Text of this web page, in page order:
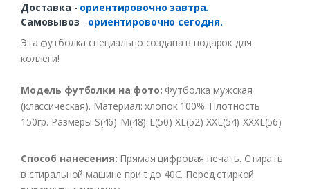
Доставка - ориентировочно завтра.
Самовывоз - ориентировочно сегодня.
Эта футболка специально создана в подарок для
коллеги!
Модель футболки на фото: Футболка мужская
(классическая). Материал: хлопок 100%. Плотность
150гр. Размеры S(46)-M(48)-L(50)-XL(52)-XXL(54)-XXXL(56)
Способ нанесения: Прямая цифровая печать. Стирать
в стиральной машине при t до 40С. Перед стиркой